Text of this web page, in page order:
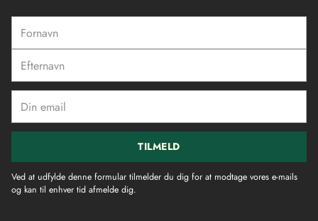
email
TILMELD
Ved at udfylde denne formular tilmelder du dig for at modtage vores e-mails
og kan til enhver tid afmelde dig.